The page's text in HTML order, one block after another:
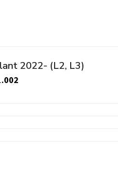
2022- (L2, L3)